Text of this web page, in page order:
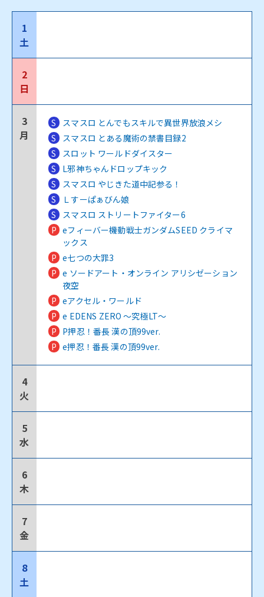
1
土
2
日
3
月
S
スマスロ とんでもスキルで異世界放浪メシ
S
スマスロ とある魔術の禁書目録2
S
スロット ワールドダイスター
S
L邪神ちゃんドロップキック
S
スマスロ やじきた道中記参る！
S
Ｌすーぱぁびん娘
S
スマスロ ストリートファイター6
P eフィーバー機動戦士ガンダムSEED クライマ
ックス
P e七つの大罪3
P e ソードアート・オンライン アリシゼーション
夜空
P eアクセル・ワールド
P e EDENS ZERO ～究極LT～
P P押忍！番長 漢の頂99ver.
P e押忍！番長 漢の頂99ver.
4
火
5
水
6
木
7
金
8
土